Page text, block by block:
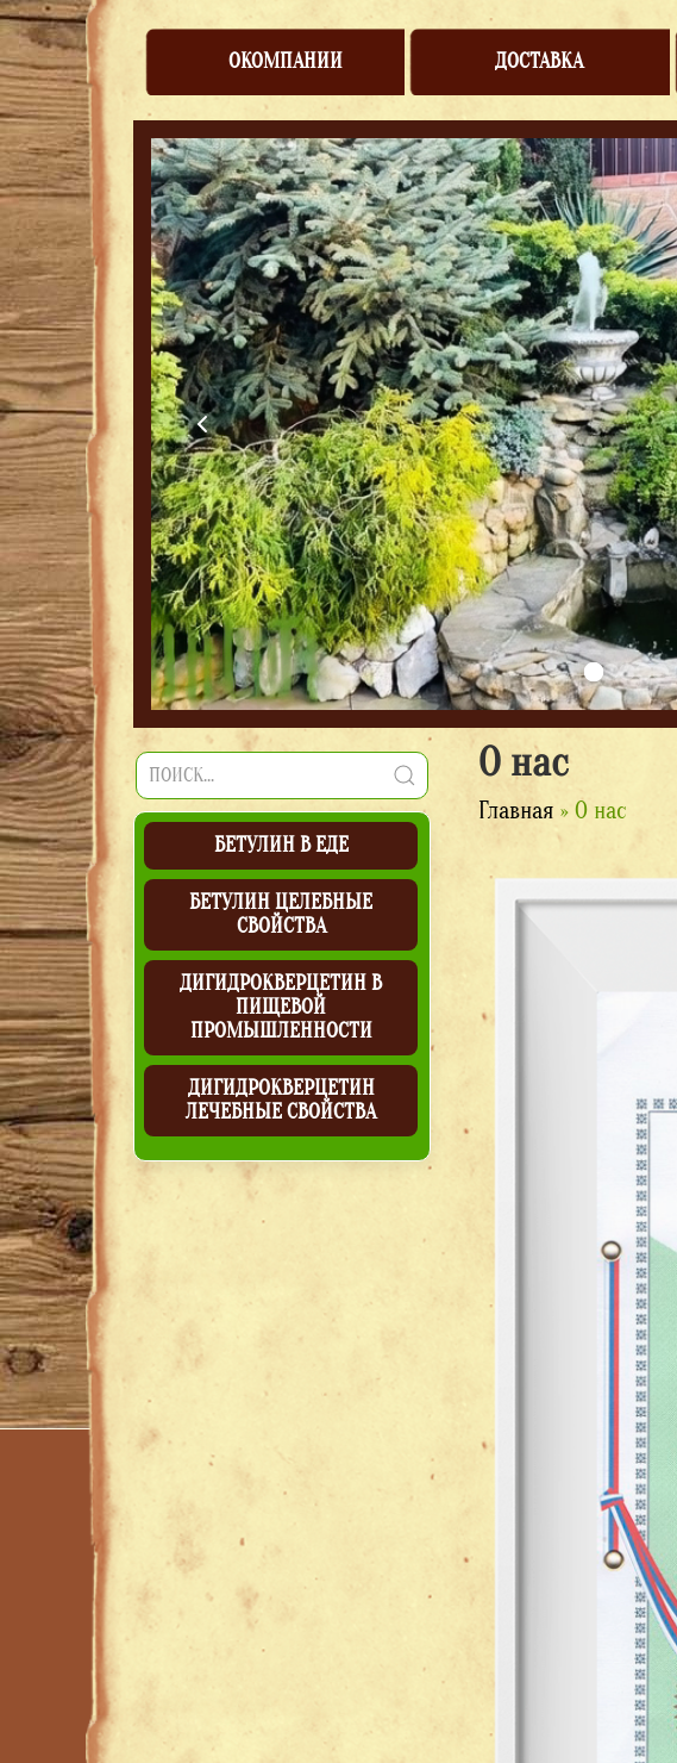
ОКОМПАНИИ ДОСТАВКА
БЕТУЛИН В ЕДЕ
БЕТУЛИН ЦЕЛЕБНЫЕ
СВОЙСТВА
ДИГИДРОКВЕРЦЕТИН В
ПИЩЕВОЙ
ПРОМЫШЛЕННОСТИ
ДИГИДРОКВЕРЦЕТИН
ЛЕЧЕБНЫЕ СВОЙСТВА
О нас
Главная » О нас